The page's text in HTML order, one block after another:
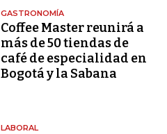
GASTRONOMÍA
Coffee Master reunirá a
más de 50 tiendas de
café de especialidad en
Bogotá y la Sabana
LABORAL